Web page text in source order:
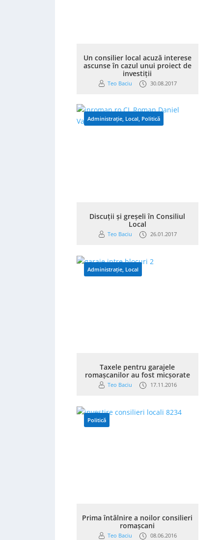
Un consilier local acuză interese
ascunse în cazul unui proiect de
investiții
Teo Baciu 30.08.2017
Administrație, Local, Politică
Discuții și greșeli în Consiliul
Local
Teo Baciu 26.01.2017
Administrație, Local
Taxele pentru garajele
romașcanilor au fost micșorate
Teo Baciu 17.11.2016
Politică
Prima întâlnire a noilor consilieri
romașcani
Teo Baciu 08.06.2016